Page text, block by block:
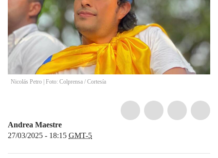
Nicolás Petro | Foto: Colprensa / Cortesía
Andrea Maestre
27/03/2025 - 18:15 GMT-5